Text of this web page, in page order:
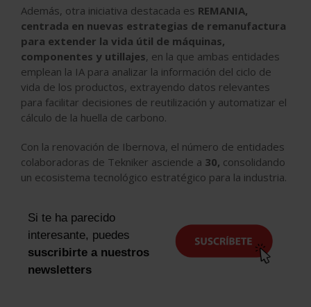
Además, otra iniciativa destacada es REMANIA,
centrada en nuevas estrategias de remanufactura
para extender la vida útil de máquinas,
componentes y utillajes, en la que ambas entidades
emplean la IA para analizar la información del ciclo de
vida de los productos, extrayendo datos relevantes
para facilitar decisiones de reutilización y automatizar el
cálculo de la huella de carbono.
Con la renovación de Ibernova, el número de entidades
colaboradoras de Tekniker asciende a 30, consolidando
un ecosistema tecnológico estratégico para la industria.
Si te ha parecido
interesante, puedes
suscribirte a nuestros
newsletters